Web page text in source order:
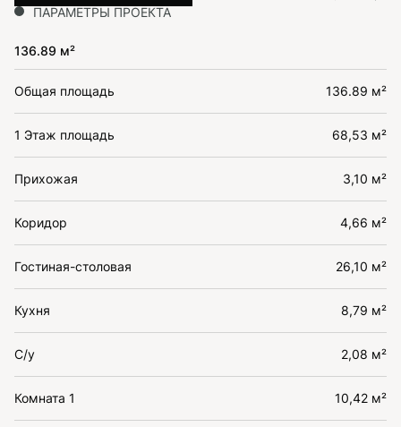
ПАРАМЕТРЫ ПРОЕКТА
136.89 м²
Общая площадь 136.89 м²
1 Этаж площадь 68,53 м²
Прихожая 3,10 м²
Коридор 4,66 м²
Гостиная-столовая 26,10 м²
Кухня 8,79 м²
С/у 2,08 м²
Комната 1 10,42 м²